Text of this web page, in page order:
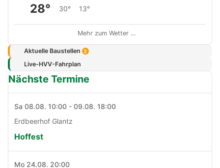
28° 30° 13°
Mehr zum Wetter …
Aktuelle Baustellen 3
Live-HVV-Fahrplan
Nächste Termine
Sa 08.08. 10:00 - 09.08. 18:00
Erdbeerhof Glantz
Hoffest
Mo 24.08. 20:00